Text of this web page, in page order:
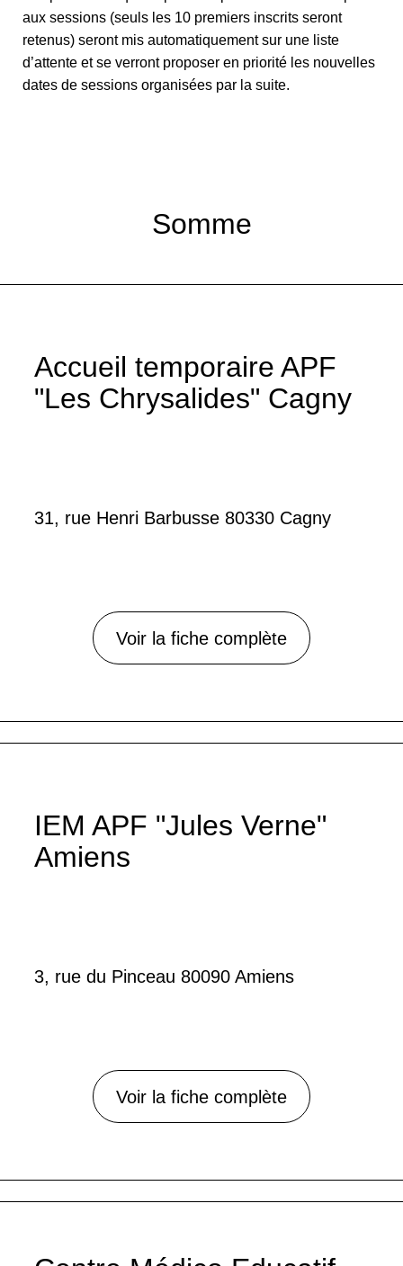
aux sessions (seuls les 10 premiers inscrits seront
retenus) seront mis automatiquement sur une liste
d’attente et se verront proposer en priorité les nouvelles
dates de sessions organisées par la suite.
Somme
Accueil temporaire APF
"Les Chrysalides" Cagny
31, rue Henri Barbusse 80330 Cagny
Voir la fiche complète
IEM APF "Jules Verne"
Amiens
3, rue du Pinceau 80090 Amiens
Voir la fiche complète